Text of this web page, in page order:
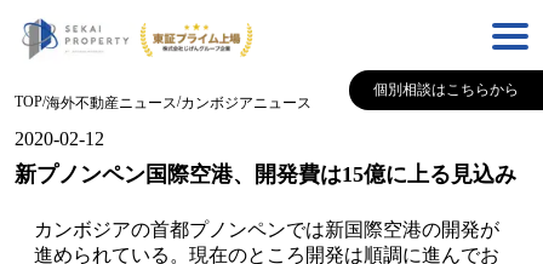
個別相談はこちらから
TOP/海外不動産ニュース/カンボジアニュース
2020-02-12
新プノンペン国際空港、開発費は15億に上る見込み
カンボジアの首都プノンペンでは新国際空港の開発が
進められている。現在のところ開発は順調に進んでお